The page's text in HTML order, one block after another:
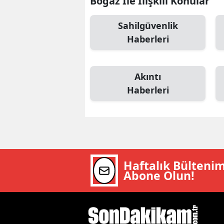
Sahilgüvenlik
Haberleri
Akıntı
Haberleri
Haftalık
Abone Olun!